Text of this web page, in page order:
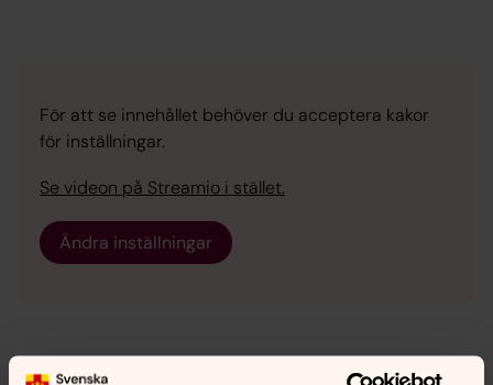
För att se innehållet behöver du acceptera kakor
för inställningar.
Se videon på Streamio i stället.
Ändra inställningar